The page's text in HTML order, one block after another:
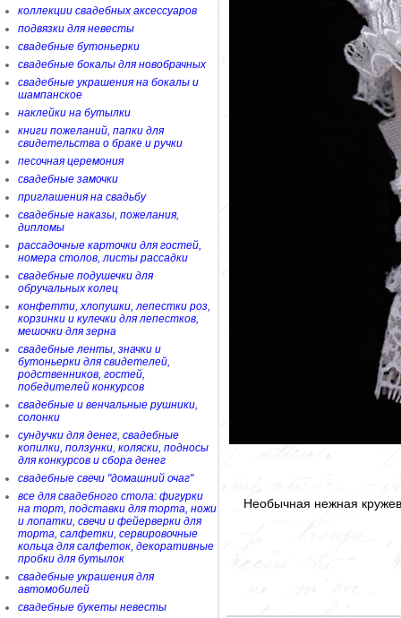
коллекции свадебных аксессуаров
подвязки для невесты
свадебные бутоньерки
свадебные бокалы для новобрачных
свадебные украшения на бокалы и
шампанское
наклейки на бутылки
книги пожеланий, папки для
свидетельства о браке и ручки
песочная церемония
свадебные замочки
приглашения на свадьбу
свадебные наказы, пожелания,
дипломы
рассадочные карточки для гостей,
номера столов, листы рассадки
свадебные подушечки для
обручальных колец
конфетти, хлопушки, лепестки роз,
корзинки и кулечки для лепестков,
мешочки для зерна
свадебные ленты, значки и
бутоньерки для свидетелей,
родственников, гостей,
победителей конкурсов
свадебные и венчальные рушники,
солонки
сундучки для денег, свадебные
копилки, ползунки, коляски, подносы
для конкурсов и сбора денег
свадебные свечи "домашний очаг"
все для свадебного стола: фигурки
на торт, подставки для торта, ножи
и лопатки, свечи и фейерверки для
торта, салфетки, сервировочные
кольца для салфеток, декоративные
пробки для бутылок
свадебные украшения для
автомобилей
свадебные букеты невесты
Необычная нежная